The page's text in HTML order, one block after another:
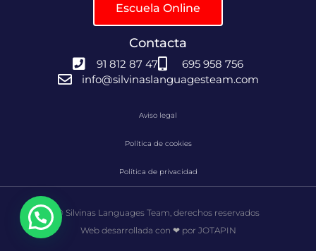
Escuela Online
Contacta
91 812 87 47
695 958 756
info@silvinaslanguagesteam.com
Aviso legal
Política de cookies
Política de privacidad
© Silvinas Languages Team, derechos reservados
Web desarrollada con ❤ por JOTAPIN